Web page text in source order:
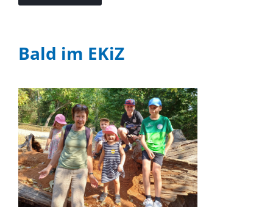
Bald im EKiZ